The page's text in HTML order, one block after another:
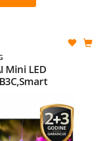
Mini LED